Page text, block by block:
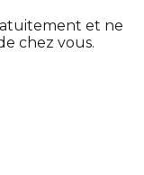
et ne
chez vous.